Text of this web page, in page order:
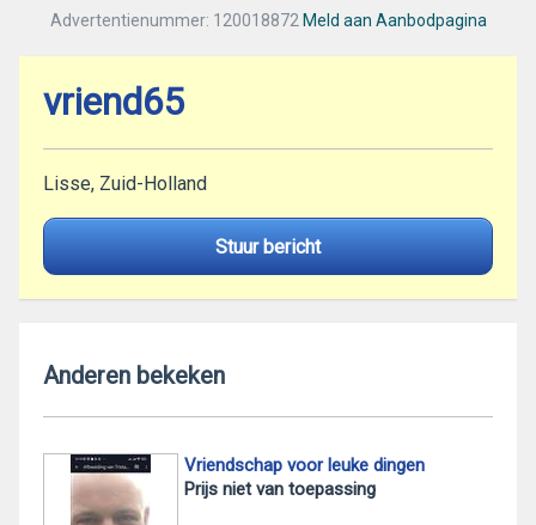
Advertentienummer: 120018872 Meld aan Aanbodpagina
vriend65
Lisse, Zuid-Holland
Stuur bericht
Anderen bekeken
Vriendschap voor leuke dingen
Prijs niet van toepassing